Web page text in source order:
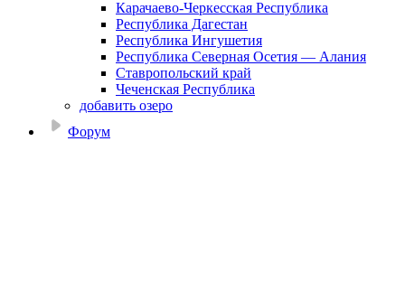
Карачаево-Черкесская Республика
Республика Дагестан
Республика Ингушетия
Республика Северная Осетия — Алания
Ставропольский край
Чеченская Республика
добавить озеро
Форум